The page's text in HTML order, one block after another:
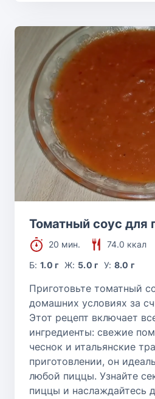
Томатный соус для
20 мин.
74.0 ккал
Б:1.0 г Ж: 5.0 г У: 8.0 г
Приготовьте томатный
домашних условиях за
Этот рецепт включает
ингредиенты: свежие
чеснок и итальянские
приготовлении, он
любой пиццы. Узнайте
пиццы и наслаждайтесь